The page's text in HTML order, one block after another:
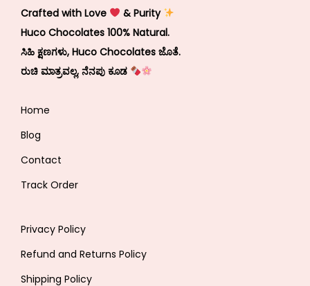
Crafted with Love
& Purity
Huco Chocolates 100% Natural.
ಸಿಹಿ ಕ್ಷಣಗಳು, Huco Chocolates ಜೊತೆ.
ರುಚಿ ಮಾತ್ರವಲ್ಲ, ನೆನಪು ಕೂಡ
Home
Blog
Contact
Track Order
Privacy Policy
Refund and Returns Policy
Shipping Policy